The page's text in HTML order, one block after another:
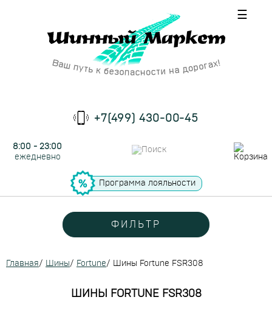
☰
+7(499) 430-00-45
8:00 - 23:00
ежедневно
Программа лояльности
ФИЛЬТР
Главная/ Шины/ Fortune/ Шины Fortune FSR308
ШИНЫ FORTUNE FSR308